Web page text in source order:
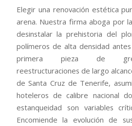
Elegir una renovación estética
arena. Nuestra firma aboga por
desinstalar la prehistoria del
polímeros de alta densidad
primera pieza de
reestructuraciones de largo
de Santa Cruz de Tenerife,
hoteleros de calibre nacional
estanqueidad son variables
Encomiende la evolución de